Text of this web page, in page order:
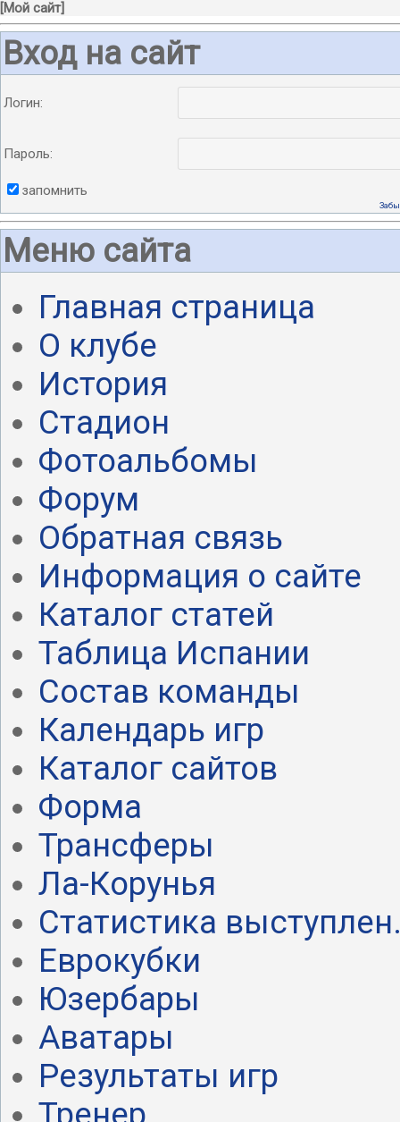
[Мой сайт]
Вход на сайт
Логин:
Пароль:
запомнить
Меню сайта
Главная страница
О клубе
История
Стадион
Фотоальбомы
Форум
Обратная связь
Информация о сайте
Каталог статей
Таблица Испании
Состав команды
Календарь игр
Каталог сайтов
Форма
Трансферы
Ла-Корунья
Статистика
Еврокубки
Юзербары
Аватары
Результаты игр